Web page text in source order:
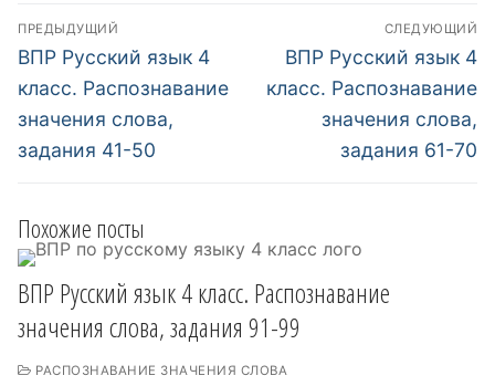
Навигация
по
записям
ПРЕДЫДУЩИЙ
Предыдущий
пост:
ВПР Русский язык 4
класс. Распознавание
значения слова,
задания 41-50
СЛЕДУЮЩИЙ
Следующий
пост:
ВПР Русский язык 4
класс. Распознавание
значения слова,
задания 61-70
Похожие посты
ВПР Русский язык 4 класс. Распознавание
значения слова, задания 91-99
РАСПОЗНАВАНИЕ ЗНАЧЕНИЯ СЛОВА